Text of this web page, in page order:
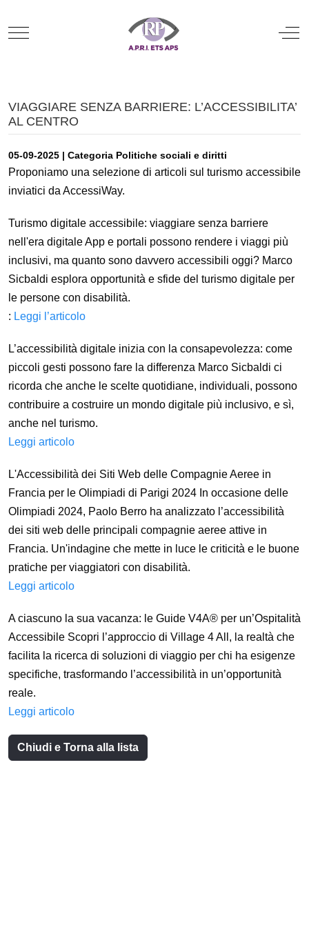
Mobile Menu Toggle Off-
VIAGGIARE SENZA BARRIERE: L’ACCESSIBILITA’
AL CENTRO
05-09-2025 | Categoria Politiche sociali e diritti
Proponiamo una selezione di articoli sul turismo accessibile
inviatici da AccessiWay.
Turismo digitale accessibile: viaggiare senza barriere
nell'era digitale App e portali possono rendere i viaggi più
inclusivi, ma quanto sono davvero accessibili oggi? Marco
Sicbaldi esplora opportunità e sfide del turismo digitale per
le persone con disabilità.
: Leggi l’articolo
L’accessibilità digitale inizia con la consapevolezza: come
piccoli gesti possono fare la differenza Marco Sicbaldi ci
ricorda che anche le scelte quotidiane, individuali, possono
contribuire a costruire un mondo digitale più inclusivo, e sì,
anche nel turismo.
Leggi articolo
L'Accessibilità dei Siti Web delle Compagnie Aeree in
Francia per le Olimpiadi di Parigi 2024 In occasione delle
Olimpiadi 2024, Paolo Berro ha analizzato l’accessibilità
dei siti web delle principali compagnie aeree attive in
Francia. Un'indagine che mette in luce le criticità e le buone
pratiche per viaggiatori con disabilità.
Leggi articolo
A ciascuno la sua vacanza: le Guide V4A® per un’Ospitalità
Accessibile Scopri l’approccio di Village 4 All, la realtà che
facilita la ricerca di soluzioni di viaggio per chi ha esigenze
specifiche, trasformando l’accessibilità in un’opportunità
reale.
Leggi articolo
Chiudi e Torna alla lista